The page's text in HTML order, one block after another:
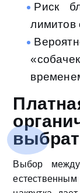
Риск
лимитов
Выбор
естественным